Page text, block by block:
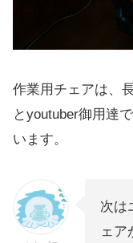
作業用チェアは、
とyoutuber御用達
います。
次は
ェア